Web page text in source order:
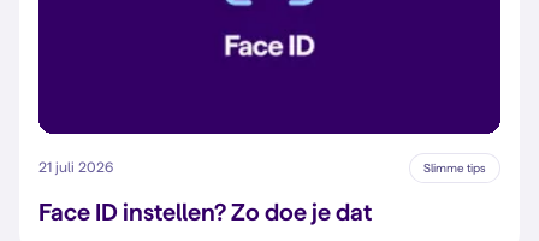
21 juli 2026 Slimme tips
Face ID instellen? Zo doe je dat